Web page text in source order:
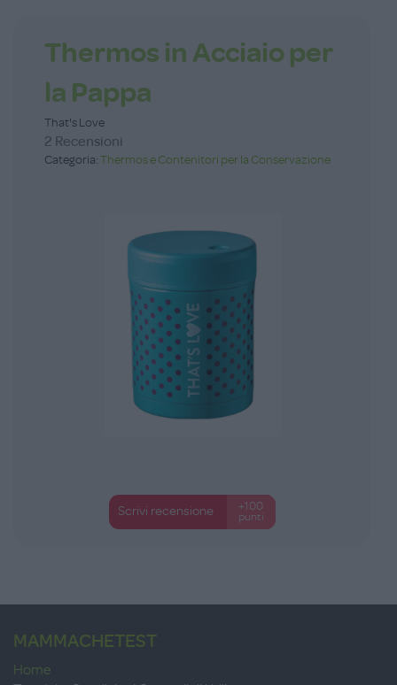
Thermos in Acciaio per
la Pappa
That's Love
2 Recensioni
Categoria:Thermos e Contenitori per la Conservazione
Scrivi recensione
+100
punti
MAMMACHETEST
Home